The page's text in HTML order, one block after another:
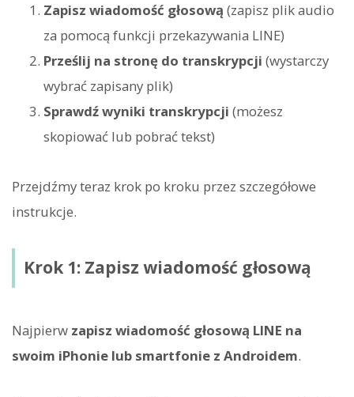
Zapisz wiadomość głosową (zapisz plik audio
za pomocą funkcji przekazywania LINE)
Prześlij na stronę do transkrypcji (wystarczy
wybrać zapisany plik)
Sprawdź wyniki transkrypcji (możesz
skopiować lub pobrać tekst)
Przejdźmy teraz krok po kroku przez szczegółowe
instrukcje.
Krok 1: Zapisz wiadomość głosową
Najpierw zapisz wiadomość głosową LINE na
swoim iPhonie lub smartfonie z Androidem.